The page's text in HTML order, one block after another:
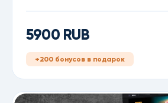
5900 RUB
+200 бонусов в подарок